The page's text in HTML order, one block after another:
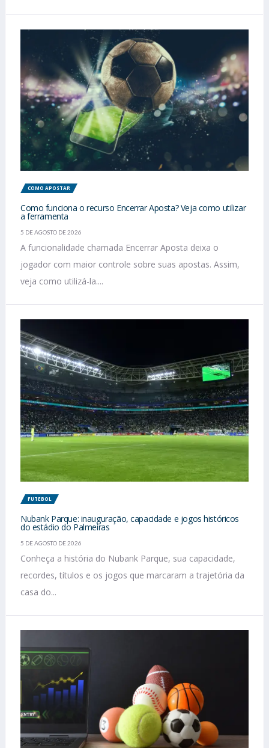
COMO APOSTAR
Como funciona o recurso Encerrar Aposta? Veja como utilizar
a ferramenta
5 DE AGOSTO DE 2026
A funcionalidade chamada Encerrar Aposta deixa o
jogador com maior controle sobre suas apostas. Assim,
veja como utilizá-la....
FUTEBOL
Nubank Parque: inauguração, capacidade e jogos históricos
do estádio do Palmeiras
5 DE AGOSTO DE 2026
Conheça a história do Nubank Parque, sua capacidade,
recordes, títulos e os jogos que marcaram a trajetória da
casa do...